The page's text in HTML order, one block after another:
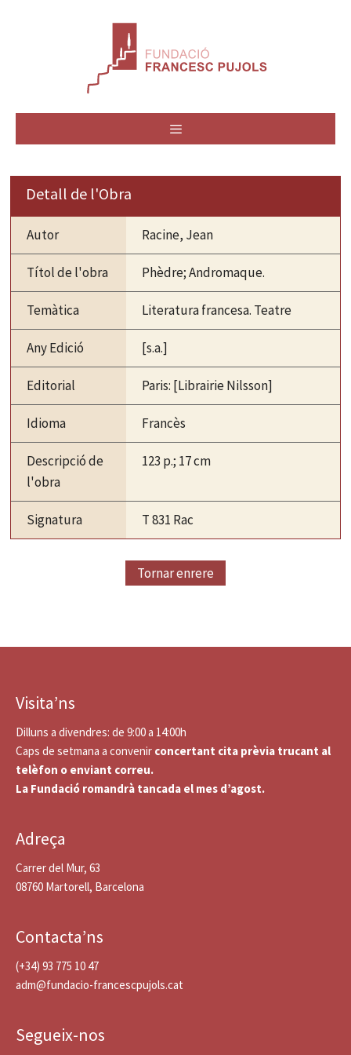
Detall de l'Obra
Autor Racine, Jean
Títol de l'obra Phèdre; Andromaque.
Temàtica Literatura francesa. Teatre
Any Edició [s.a.]
Editorial Paris: [Librairie Nilsson]
Idioma Francès
Descripció de
l'obra
123 p.; 17 cm
Signatura T 831 Rac
Tornar enrere
Visita’ns
Dilluns a divendres: de 9:00 a 14:00h
Caps de setmana a convenir concertant cita prèvia trucant al
telèfon o enviant correu.
La Fundació romandrà tancada el mes d’agost.
Adreça
Carrer del Mur, 63
08760 Martorell, Barcelona
Contacta’ns
(+34) 93 775 10 47
adm@fundacio-francescpujols.cat
Segueix-nos